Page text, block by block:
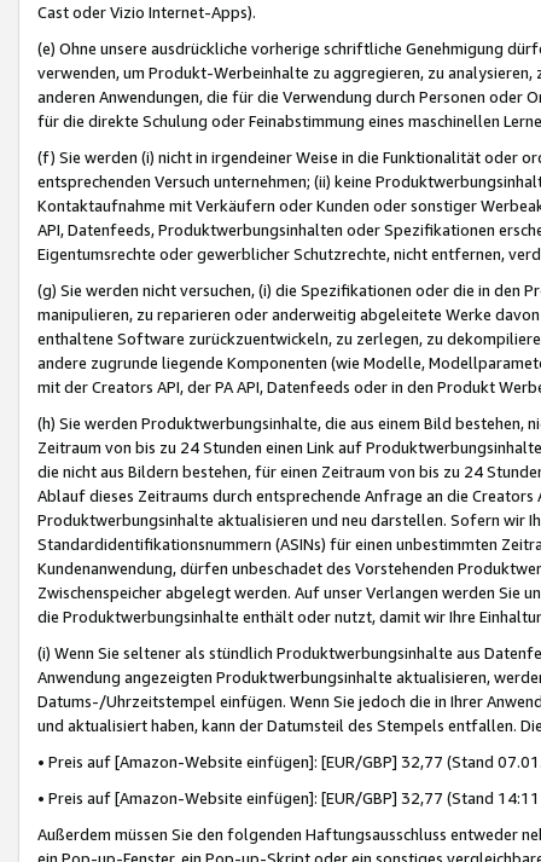
Cast oder Vizio Internet-Apps).
(e) Ohne unsere ausdrückliche vorherige schriftliche Genehmigung
verwenden, um Produkt-Werbeinhalte zu aggregieren, zu
anderen Anwendungen, die für die Verwendung durch Personen
für die direkte Schulung oder Feinabstimmung eines maschinellen
(f) Sie werden (i) nicht in irgendeiner Weise in die Funktionalität oder
entsprechenden Versuch unternehmen; (ii) keine
Kontaktaufnahme mit Verkäufern oder Kunden oder sonstiger
API, Datenfeeds, Produktwerbungsinhalten oder Spezifikationen
Eigentumsrechte oder gewerblicher Schutzrechte, nicht entfernen,
(g) Sie werden nicht versuchen, (i) die Spezifikationen oder die in
manipulieren, zu reparieren oder anderweitig abgeleitete Werke
enthaltene Software zurückzuentwickeln, zu zerlegen, zu
andere zugrunde liegende Komponenten (wie Modelle,
mit der Creators API, der PA API, Datenfeeds oder in den Produkt
(h) Sie werden Produktwerbungsinhalte, die aus einem Bild bestehen,
Zeitraum von bis zu 24 Stunden einen Link auf
die nicht aus Bildern bestehen, für einen Zeitraum von bis zu 24
Ablauf dieses Zeitraums durch entsprechende Anfrage an die
Produktwerbungsinhalte aktualisieren und neu darstellen. Sofern wir
Standardidentifikationsnummern (ASINs) für einen unbestimmten
Kundenanwendung, dürfen unbeschadet des Vorstehenden
Zwischenspeicher abgelegt werden. Auf unser Verlangen werden Sie
die Produktwerbungsinhalte enthält oder nutzt, damit wir Ihre
(i) Wenn Sie seltener als stündlich Produktwerbungsinhalte aus
Anwendung angezeigten Produktwerbungsinhalte aktualisieren,
Datums-/Uhrzeitstempel einfügen. Wenn Sie jedoch die in Ihrer
und aktualisiert haben, kann der Datumsteil des Stempels entfallen.
• Preis auf [Amazon-Website einfügen]: [EUR/GBP] 32,77 (Stand
• Preis auf [Amazon-Website einfügen]: [EUR/GBP] 32,77 (Stand
Außerdem müssen Sie den folgenden Haftungsausschluss entweder
ein Pop-up-Fenster, ein Pop-up-Skript oder ein sonstiges